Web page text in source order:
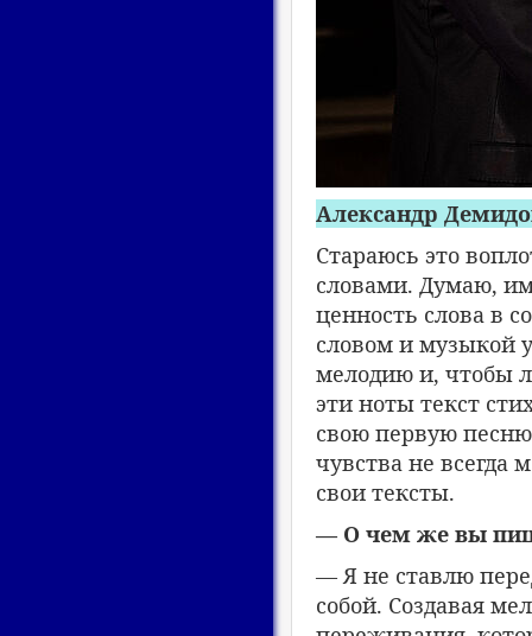
Александр
Стараюсь это
словами. Думаю,
ценность слова в
словом и музыкой
мелодию и, чтобы
эти ноты текст
свою первую
чувства не
свои тексты.
— О чем же вы
— Я не ставлю
собой. Создавая